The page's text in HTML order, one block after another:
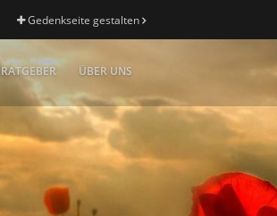
Gedenkseite gestalten
RATGEBER ÜBER UNS